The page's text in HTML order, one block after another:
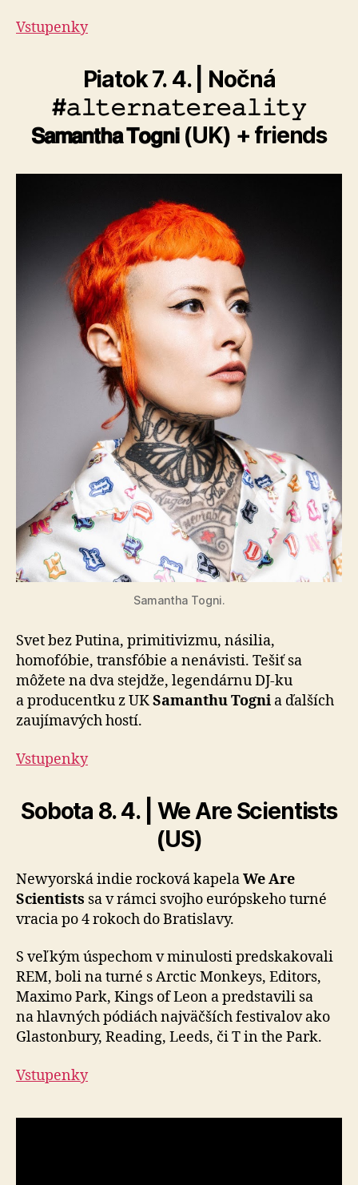
Vstupenky
Piatok 7. 4. | Nočná
#𝚊𝚕𝚝𝚎𝚛𝚗𝚊𝚝𝚎𝚛𝚎𝚊𝚕𝚒𝚝𝚢
𝗦𝗮𝗺𝗮𝗻𝘁𝗵𝗮 𝗧𝗼𝗴𝗻𝗶 (UK) + friends
Samantha Togni.
Svet bez Putina, primitivizmu, násilia,
homofóbie, transfóbie a nenávisti. Tešiť sa
môžete na dva stejdže, legendárnu DJ-ku
a producentku z UKSamanthu Togni a ďalších
zaujímavých hostí.
Vstupenky
Sobota 8. 4. | We Are Scientists
(US)
Newyorská indie rocková kapelaWe Are
Scientists sa v rámci svojho európskeho turné
vracia po 4 rokoch do Bratislavy.
S veľkým úspechom v minulosti predskakovali
REM, boli na turné s Arctic Monkeys, Editors,
Maximo Park, Kings of Leon a predstavili sa
na hlavných pódiách najväčších festivalov ako
Glastonbury, Reading, Leeds, či T in the Park.
Vstupenky